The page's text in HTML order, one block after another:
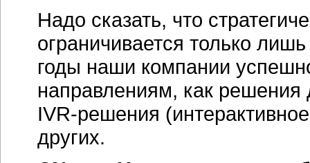
Надо сказать, что
ограничивается только
годы наши компании
направлениям, как
IVR-решения
других.